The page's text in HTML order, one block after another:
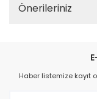
Önerileriniz
Haber listemize kayıt